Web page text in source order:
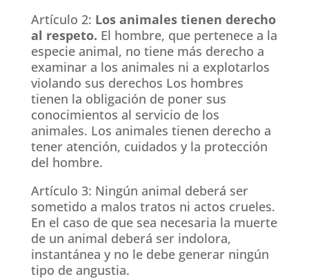
Artículo 2: Los animales tienen derecho
al respeto. El hombre, que pertenece a la
especie animal, no tiene más derecho a
examinar a los animales ni a explotarlos
violando sus derechos Los hombres
tienen la obligación de poner sus
conocimientos al servicio de los
animales. Los animales tienen derecho a
tener atención, cuidados y la protección
del hombre.
Artículo 3: Ningún animal deberá ser
sometido a malos tratos ni actos crueles.
En el caso de que sea necesaria la muerte
de un animal deberá ser indolora,
instantánea y no le debe generar ningún
tipo de angustia.